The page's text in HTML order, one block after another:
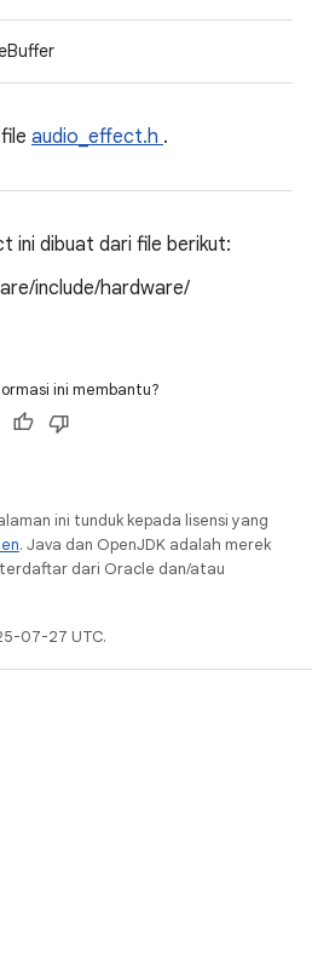
audio_effect.h .
ini dibuat dari file berikut:
include/hardware/
ini membantu?
ini tunduk kepada lisensi yang
. Java dan OpenJDK adalah merek
dari Oracle dan/atau
07-27 UTC.